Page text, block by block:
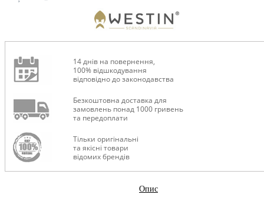
14 днів на повернення,
100% відшкодування
відповідно до законодавства
Безкоштовна доставка для
замовлень понад 1000 гривень
та передоплати
Тільки оригінальні
та якісні товари
відомих брендів
Опис